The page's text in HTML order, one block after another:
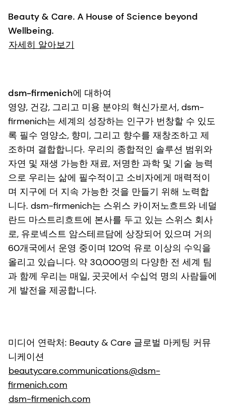
Beauty & Care. A House of Science beyond
Wellbeing.
자세히 알아보기
dsm-firmenich에 대하여
영양, 건강, 그리고 미용 분야의 혁신가로서, dsm-
firmenich는 세계의 성장하는 인구가 번창할 수 있도
록 필수 영양소, 향미, 그리고 향수를 재창조하고 제
조하며 결합합니다. 우리의 종합적인 솔루션 범위와
자연 및 재생 가능한 재료, 저명한 과학 및 기술 능력
으로 우리는 삶에 필수적이고 소비자에게 매력적이
며 지구에 더 지속 가능한 것을 만들기 위해 노력합
니다. dsm-firmenich는 스위스 카이저노흐트와 네덜
란드 마스트리흐트에 본사를 두고 있는 스위스 회사
로, 유로넥스트 암스테르담에 상장되어 있으며 거의
60개국에서 운영 중이며 120억 유로 이상의 수익을
올리고 있습니다. 약 30,000명의 다양한 전 세계 팀
과 함께 우리는 매일, 곳곳에서 수십억 명의 사람들에
게 발전을 제공합니다.
미디어 연락처: Beauty & Care 글로벌 마케팅 커뮤
니케이션
beautycare.communications@dsm-
firmenich.com
dsm-firmenich.com